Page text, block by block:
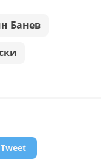
Банев
Tweet